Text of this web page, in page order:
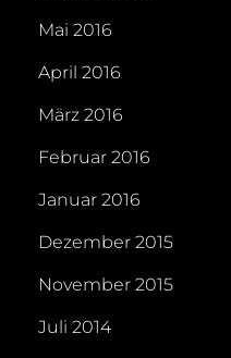
Mai 2016
April 2016
März 2016
Februar 2016
Januar 2016
Dezember 2015
November 2015
Juli 2014